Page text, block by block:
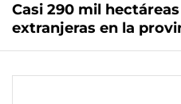
Casi 290 mil
extranjeras en la